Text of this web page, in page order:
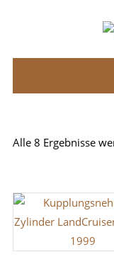
Exped
your
Overland
Alle 8 Ergebnisse